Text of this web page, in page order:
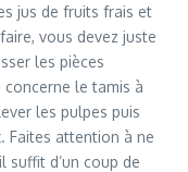
jus de fruits frais et
vous devez juste
les pièces
concerne le tamis à
les pulpes puis
Faites attention à ne
suffit d’un coup de